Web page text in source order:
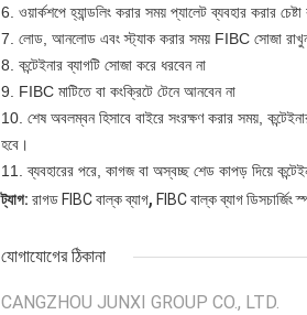
6. ওয়ার্কশপে হ্যান্ডলিং করার সময় প্যালেট ব্যবহার করার
7. লোড, আনলোড এবং স্ট্যাক করার সময় FIBC সোজা
8. কন্টেইনার ব্যাগটি সোজা করে ধরবেন না
9. FIBC মাটিতে বা কংক্রিটে টেনে আনবেন না
10. শেষ অবলম্বন হিসাবে বাইরে সংরক্ষণ করার সময়,
হবে।
11. ব্যবহারের পরে, কাগজ বা অস্বচ্ছ শেড কাপড় দিয়ে
ট্যাগ: রাগড FIBC বাল্ক ব্যাগ, FIBC বাল্ক ব্যাগ ডিসচার্জিং
যোগাযোগের ঠিকানা
CANGZHOU JUNXI GROUP CO., LTD.